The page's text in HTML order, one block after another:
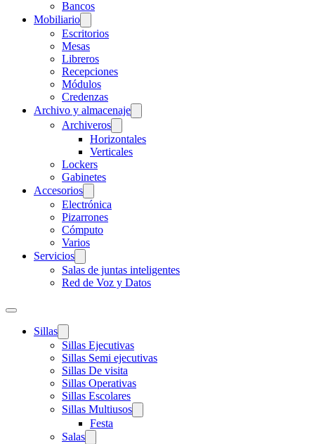
Bancos
Mobiliario
Escritorios
Mesas
Libreros
Recepciones
Módulos
Credenzas
Archivo y almacenaje
Archiveros
Horizontales
Verticales
Lockers
Gabinetes
Accesorios
Electrónica
Pizarrones
Cómputo
Varios
Servicios
Salas de juntas inteligentes
Red de Voz y Datos
Sillas
Sillas Ejecutivas
Sillas Semi ejecutivas
Sillas De visita
Sillas Operativas
Sillas Escolares
Sillas Multiusos
Festa
Salas